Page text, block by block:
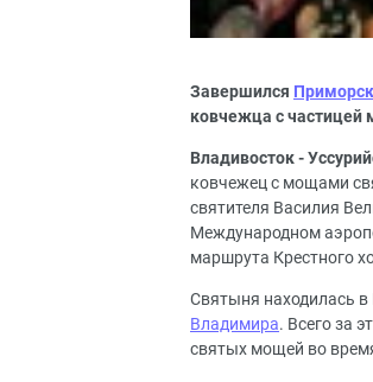
Завершился
ковчежца с частицей
Владивосток -
ковчежец с мощами
святителя Василия
Международном
маршрута Крестного
Святыня находилась
Владимира. Всего за
святых мощей во